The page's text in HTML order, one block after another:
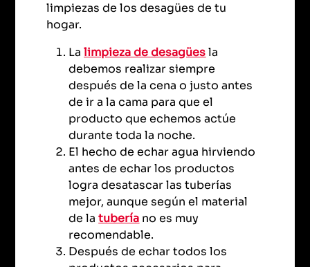
limpiezas de los desagües de tu
hogar.
Lalimpieza de desagüesla
debemos realizar siempre
después de la cena o justo antes
de ir a la cama para que el
producto que echemos actúe
durante toda la noche.
El hecho de echar agua hirviendo
antes de echar los productos
logra desatascar las tuberías
mejor, aunque según el material
de latubería no es muy
recomendable.
Después de echar todos los